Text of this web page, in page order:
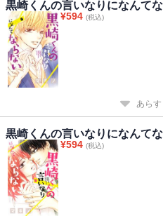
黒崎くんの言いなりになんてな
¥594 (税込)
あら
黒崎くんの言いなりになんてな
¥594 (税込)